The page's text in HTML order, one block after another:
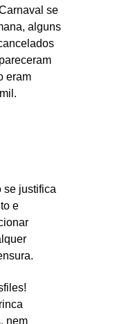
se
alguns
eram
se justifica
e
nem